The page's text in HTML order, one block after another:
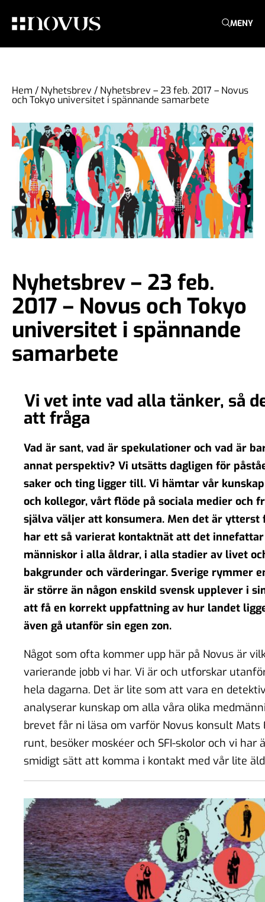
MENY
Hem / Nyhetsbrev / Nyhetsbrev – 23 feb. 2017 – Novus
och Tokyo universitet i spännande samarbete
Nyhetsbrev – 23 feb.
2017 – Novus och Tokyo
universitet i spännande
samarbete
Vi vet inte vad alla tänker, så
att fråga
Vad är sant, vad är spekulationer och vad är
annat perspektiv? Vi utsätts dagligen för
saker och ting ligger till. Vi hämtar vår
och kollegor, vårt flöde på sociala medier och
själva väljer att konsumera. Men det är ytterst
har ett så varierat kontaktnät att det
människor i alla åldrar, i alla stadier av livet
bakgrunder och värderingar. Sverige rymmer
är större än någon enskild svensk upplever i
att få en korrekt uppfattning av hur landet
även gå utanför sin egen zon.
Något som ofta kommer upp här på Novus är
varierande jobb vi har. Vi är och utforskar
hela dagarna. Det är lite som att vara en
analyserar kunskap om alla våra olika
brevet får ni läsa om varför Novus konsult Mats
runt, besöker moskéer och SFI-skolor och vi har
smidigt sätt att komma i kontakt med vår lite